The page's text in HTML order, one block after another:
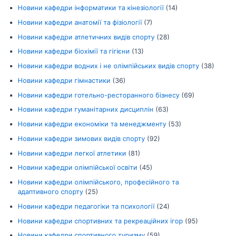
Новини кафедри інформатики та кінезіології(14)
Новини кафедри анатомії та фізіології(7)
Новини кафедри атлетичних видів спорту (28)
Новини кафедри біохімії та гігієни (13)
Новини кафедри водних і не олімпійських видів спорту (38)
Новини кафедри гімнастики (36)
Новини кафедри готельно-ресторанного бізнесу (69)
Новини кафедри гуманітарних дисциплін (63)
Новини кафедри економіки та менеджменту (53)
Новини кафедри зимових видів спорту (92)
Новини кафедри легкої атлетики (81)
Новини кафедри олімпійської освіти (45)
Новини кафедри олімпійського, професійного та
адаптивного спорту (25)
Новини кафедри педагогіки та психології(24)
Новини кафедри спортивних та рекреаційних ігор (95)